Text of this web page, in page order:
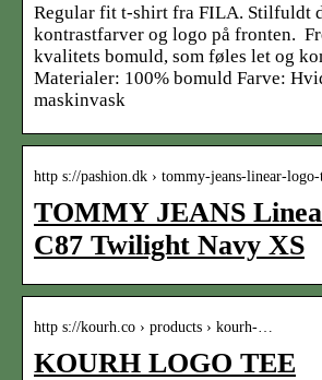
Regular fit t-shirt fra FILA. Stilfuldt
kontrastfarver og logo på fronten.
kvalitets bomuld, som føles let og
Materialer: 100% bomuld Farve:
maskinvask
http s://pashion.dk › tommy-jeans-linear-
TOMMY JEANS
C87 Twilight Navy XS
http s://kourh.co › products › kourh-…
KOURH LOGO TEE